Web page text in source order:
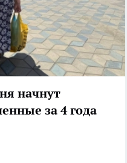
начнут
за 4 года